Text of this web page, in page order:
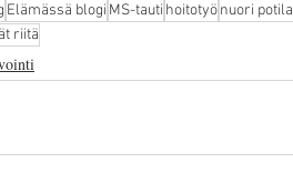
Elämässä blogi MS-tauti hoitotyönuori
riitä